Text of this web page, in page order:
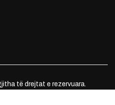
të drejtat e rezervuara.